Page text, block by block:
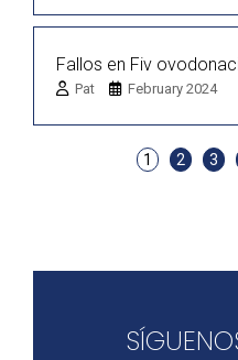
Fallos en Fiv
Pat February 2024
1 2 3